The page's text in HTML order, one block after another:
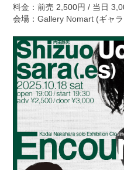
料金：前売 2,500円 / 当日
会場：Gallery Nomart (ギャ